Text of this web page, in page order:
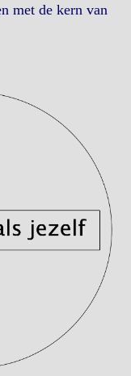
met de kern van